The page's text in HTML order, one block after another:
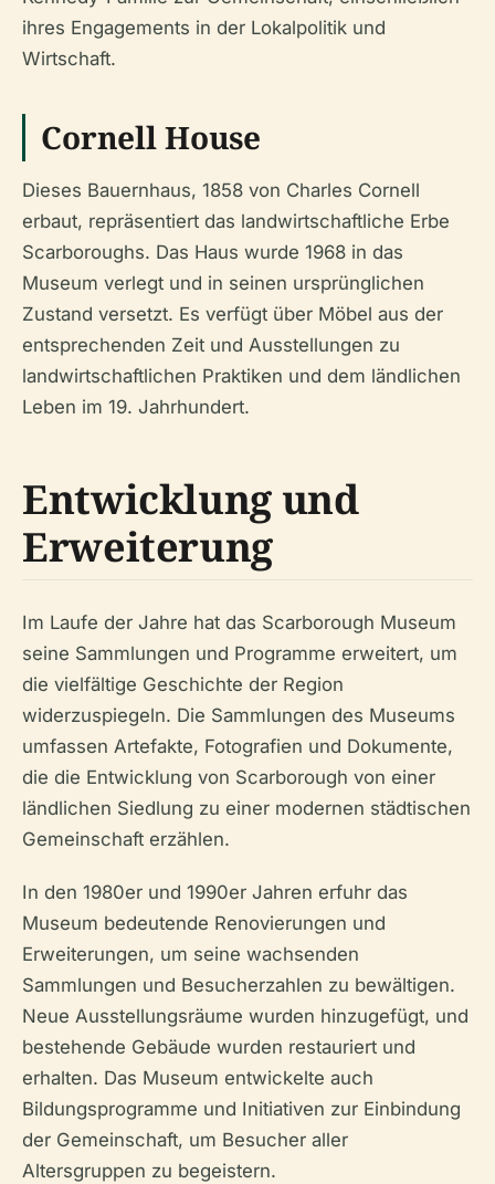
ihres Engagements in der Lokalpolitik und
Wirtschaft.
Cornell House
Dieses Bauernhaus, 1858 von Charles Cornell
erbaut, repräsentiert das landwirtschaftliche Erbe
Scarboroughs. Das Haus wurde 1968 in das
Museum verlegt und in seinen ursprünglichen
Zustand versetzt. Es verfügt über Möbel aus der
entsprechenden Zeit und Ausstellungen zu
landwirtschaftlichen Praktiken und dem ländlichen
Leben im 19. Jahrhundert.
Entwicklung und
Erweiterung
Im Laufe der Jahre hat das Scarborough Museum
seine Sammlungen und Programme erweitert, um
die vielfältige Geschichte der Region
widerzuspiegeln. Die Sammlungen des Museums
umfassen Artefakte, Fotografien und Dokumente,
die die Entwicklung von Scarborough von einer
ländlichen Siedlung zu einer modernen städtischen
Gemeinschaft erzählen.
In den 1980er und 1990er Jahren erfuhr das
Museum bedeutende Renovierungen und
Erweiterungen, um seine wachsenden
Sammlungen und Besucherzahlen zu bewältigen.
Neue Ausstellungsräume wurden hinzugefügt, und
bestehende Gebäude wurden restauriert und
erhalten. Das Museum entwickelte auch
Bildungsprogramme und Initiativen zur Einbindung
der Gemeinschaft, um Besucher aller
Altersgruppen zu begeistern.